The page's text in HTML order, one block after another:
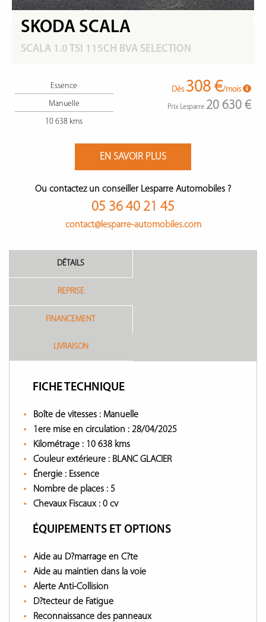
SKODA SCALA
SCALA 1.0 TSI 115CH BVA SELECTION
Essence
Manuelle
10 638 kms
Dès 308 €/mois
Prix Lesparre 20 630 €
EN SAVOIR PLUS
Ou contactez un conseiller Lesparre Automobiles ?
05 36 40 21 45
contact@lesparre-automobiles.com
DÉTAILS
REPRISE
FINANCEMENT
LIVRAISON
FICHE TECHNIQUE
Boîte de vitesses : Manuelle
1ere mise en circulation : 28/04/2025
Kilométrage : 10 638 kms
Couleur extérieure : BLANC GLACIER
Énergie : Essence
Nombre de places : 5
Chevaux Fiscaux : 0 cv
ÉQUIPEMENTS ET OPTIONS
Aide au D?marrage en C?te
Aide au maintien dans la voie
Alerte Anti-Collision
D?tecteur de Fatigue
Reconnaissance des panneaux